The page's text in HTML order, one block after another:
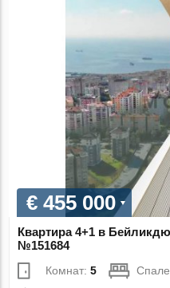
€ 455 000
Квартира 4+1 в
№151684
Комнат:5